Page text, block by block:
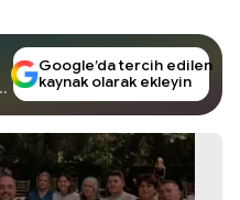
Google’da tercih edilen
kaynak olarak ekleyin